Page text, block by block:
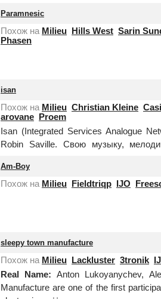
Paramnesic
Похож на Milieu Hills West Sarin
Phasen
isan
Похож на Milieu Christian Kleine
arovane
Proem
Isan (Integrated Services Analogue
Robin Saville. Свою музыку,
как изве...
Am-Boy
Похож на Milieu Fieldtriqp IJO
sleepy town manufacture
Похож на Milieu Lackluster 3tronik
Real Name: Anton Lukoyanychev,
Manufacture are one of the first